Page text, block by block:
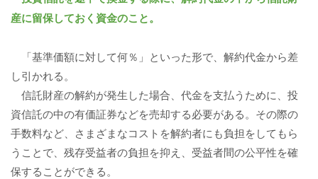
産に留保しておく資金のこと。
「基準価額に対して何％」といった形で、解約代金から差
し引かれる。
信託財産の解約が発生した場合、代金を支払うために、投
資信託の中の有価証券などを売却する必要がある。その際の
手数料など、さまざまなコストを解約者にも負担をしてもら
うことで、残存受益者の負担を抑え、受益者間の公平性を確
保することができる。